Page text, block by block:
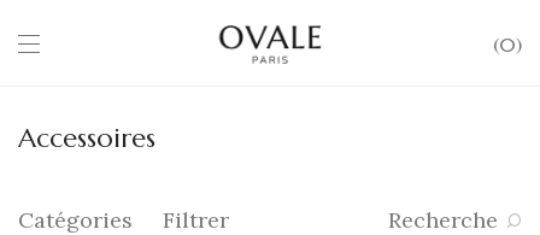
0
Accessoires
Catégories Filtrer Recherche